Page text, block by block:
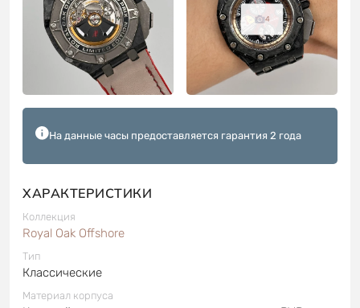
4
На данные часы предоставляется гарантия 2 года
ХАРАКТЕРИСТИКИ
Коллекция
Royal Oak Offshore
Тип
Классические
Материал корпуса